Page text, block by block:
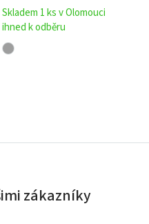
Skladem 1 ks v Olomouci
ihned k odběru
zákazníky